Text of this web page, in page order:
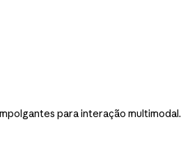
para interação multimodal.